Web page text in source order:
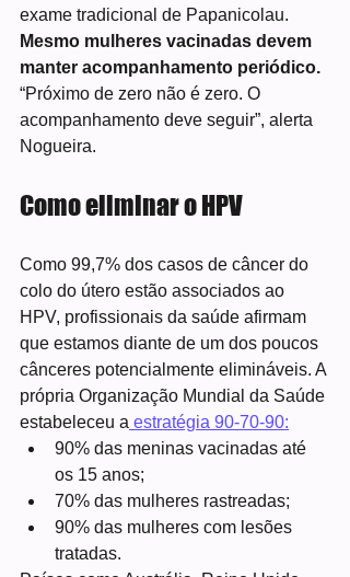
exame tradicional de Papanicolau.
Mesmo mulheres vacinadas devem
manter acompanhamento periódico.
“Próximo de zero não é zero. O
acompanhamento deve seguir”, alerta
Nogueira.
Como eliminar o HPV
Como 99,7% dos casos de câncer do
colo do útero estão associados ao
HPV, profissionais da saúde afirmam
que estamos diante de um dos poucos
cânceres potencialmente elimináveis. A
própria Organização Mundial da Saúde
estabeleceu a estratégia 90-70-90:
90% das meninas vacinadas até
os 15 anos;
70% das mulheres rastreadas;
90% das mulheres com lesões
tratadas.